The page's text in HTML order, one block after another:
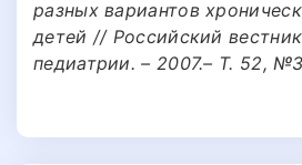
разных вариантов
детей // Российский
педиатрии. – 2007.– Т. 52,